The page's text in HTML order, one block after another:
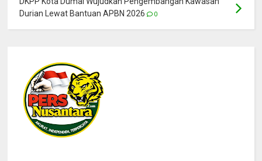
Durian Lewat Bantuan APBN 2026
0